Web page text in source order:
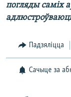
погляды саміх
Падзяліцца
Сачыце за